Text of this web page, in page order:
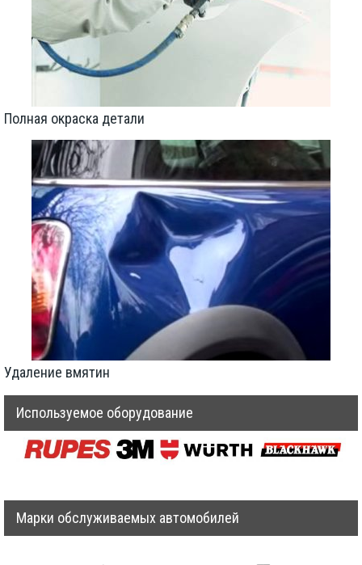
Полная окраска детали
Удаление вмятин
Используемое оборудование
Марки обслуживаемых автомобилей